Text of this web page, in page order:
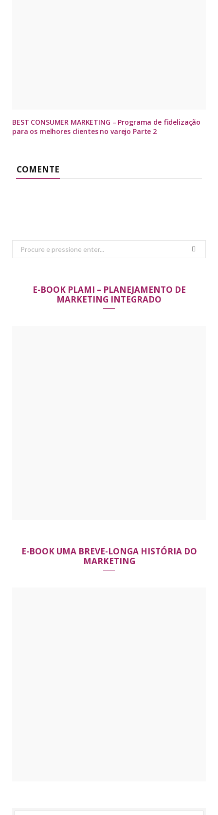
BEST CONSUMER MARKETING – Programa de fidelização
para os melhores clientes no varejo Parte 2
COMENTE
Search
for:
E-BOOK PLAMI – PLANEJAMENTO DE
MARKETING INTEGRADO
E-BOOK UMA BREVE-LONGA HISTÓRIA DO
MARKETING